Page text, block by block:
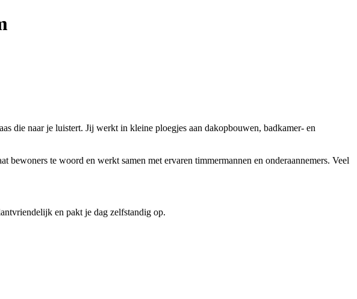
die naar je luistert. Jij werkt in kleine ploegjes aan dakopbouwen, badkamer- en
bewoners te woord en werkt samen met ervaren timmermannen en onderaannemers. Veel
en pakt je dag zelfstandig op.